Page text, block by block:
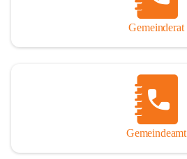
Gemeinderat
Gemeindeamt